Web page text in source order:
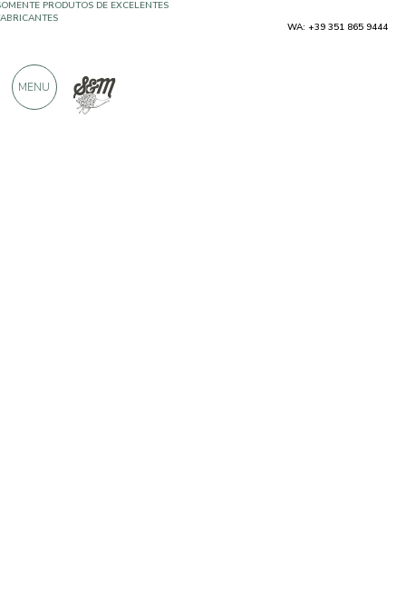
WA: +39 351 865 9444
MENU